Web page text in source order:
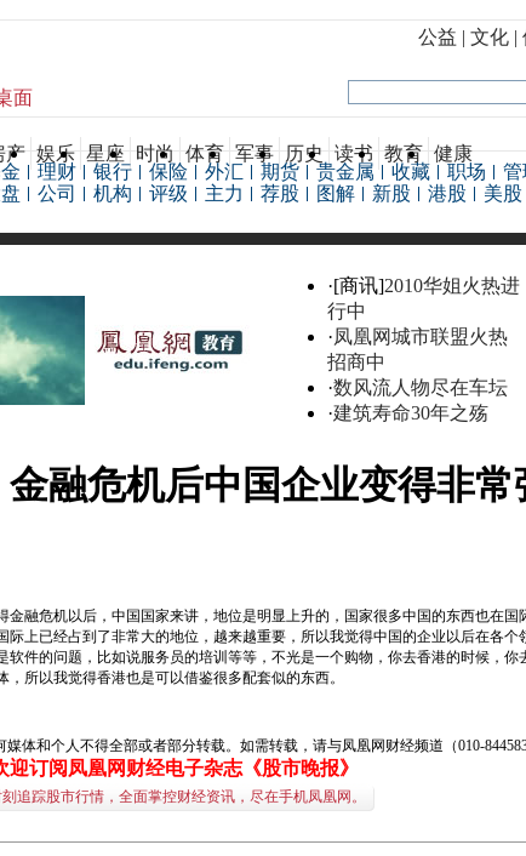
公益 | 文化 |
面
产 娱乐 星座 时尚 体育 军事 历史 读书 教育 健康
理财 银行 保险 外汇 期货 贵金属 收藏 职场 管
公司 机构 评级 主力 荐股 图解 新股 港股 美股
·[商讯]2010华姐火热进
行中
·凤凰网城市联盟火热
招商中
·数风流人物尽在车坛
·建筑寿命30年之殇
融危机后中国企业变得非常
融危机以后，中国国家来讲，地位是明显上升的，国家很多中国的东西也在
际上已经占到了非常大的地位，越来越重要，所以我觉得中国的企业以后在各个
件的问题，比如说服务员的培训等等，不光是一个购物，你去香港的时候，
所以我觉得香港也是可以借鉴很多配套似的东西。
体和个人不得全部或者部分转载。如需转载，请与凤凰网财经频道（010-
迎订阅凤凰网财经电子杂志《股市晚报》
追踪股市行情，全面掌控财经资讯，尽在手机凤凰网。